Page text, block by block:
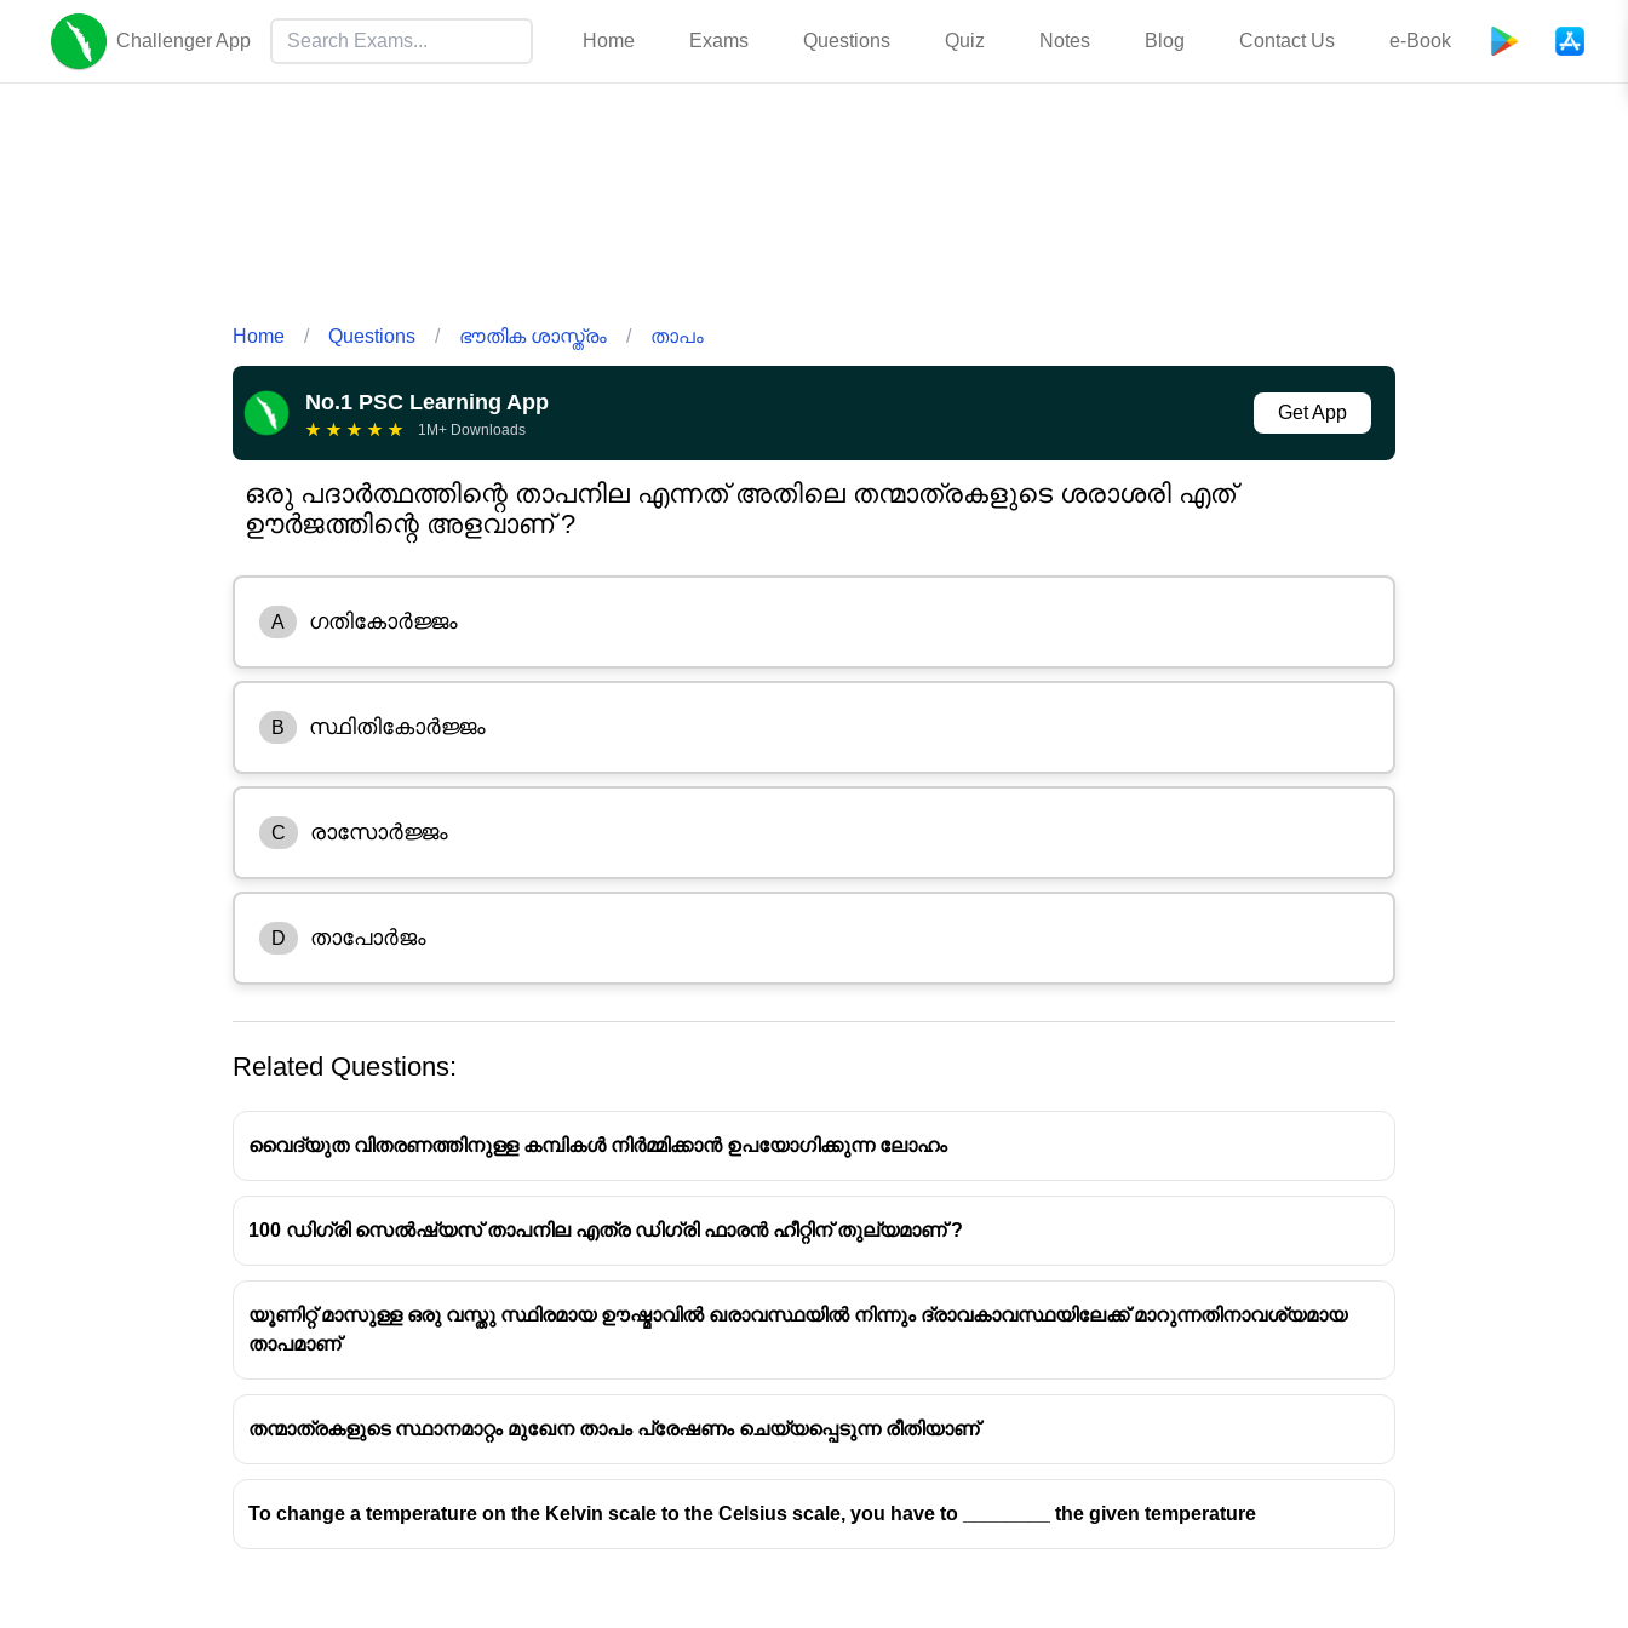
Challenger App Home Exams Questions Quiz Notes Blog Contact Us e-Book
Home / Questions / ഭൗതിക ശാസ്ത്രം / താപം
No.1 PSC Learning App
★ ★ ★ ★ ★ 1M+ Downloads
Get App
ഒരു പദാർത്ഥത്തിന്റെ താപനില എന്നത് അതിലെ തന്മാത്രകളുടെ ശരാശരി എത്
ഊർജത്തിന്റെ അളവാണ് ?
A ഗതികോർജ്ജം
B സ്ഥിതികോർജ്ജം
C രാസോർജ്ജം
D താപോർജം
Related Questions:
വൈദ്യുത വിതരണത്തിനുള്ള കമ്പികൾ നിർമ്മിക്കാൻ ഉപയോഗിക്കുന്ന ലോഹം
100 ഡിഗ്രി സെൽഷ്യസ് താപനില എത്ര ഡിഗ്രി ഫാരൻ ഹീറ്റിന് തുല്യമാണ് ?
യൂണിറ്റ് മാസുള്ള ഒരു വസ്തു സ്ഥിരമായ ഊഷ്മാവിൽ ഖരാവസ്ഥയിൽ നിന്നും ദ്രാവകാവസ്ഥയിലേക്ക് മാറുന്നതിനാവശ്യമായ
താപമാണ്
തന്മാത്രകളുടെ സ്ഥാനമാറ്റം മുഖേന താപം പ്രേഷണം ചെയ്യപ്പെടുന്ന രീതിയാണ്
To change a temperature on the Kelvin scale to the Celsius scale, you have to ________ the given temperature